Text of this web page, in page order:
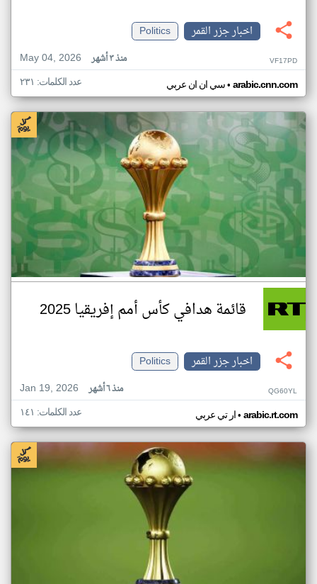
اخبار جزر القمر
Politics
May 04, 2026
منذ ٣ أشهر VF17PD
سي ان ان عربي• arabic.cnn.com عدد الكلمات: ٢٣١
قائمة هدافي كأس أمم إفريقيا 2025
اخبار جزر القمر
Politics
Jan 19, 2026
منذ ٦ أشهر QG60YL
ار تي عربي• arabic.rt.com عدد الكلمات: ١٤١